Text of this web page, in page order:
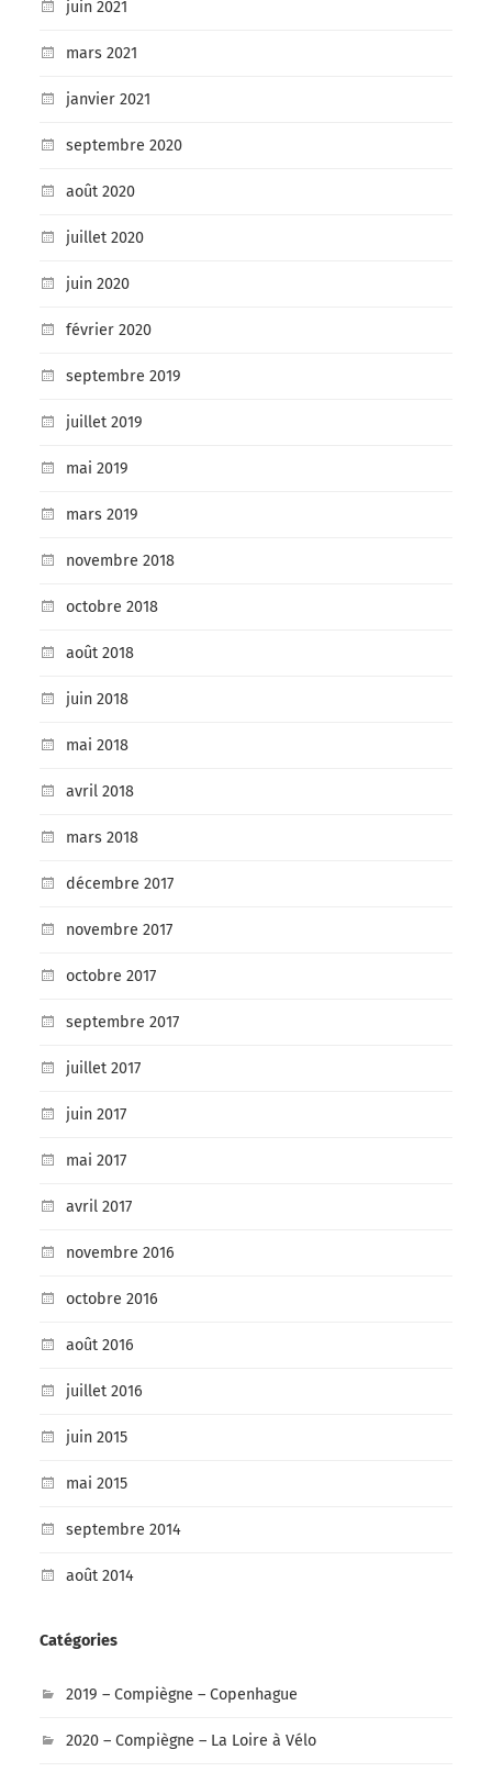
juin 2021
mars 2021
janvier 2021
septembre 2020
août 2020
juillet 2020
juin 2020
février 2020
septembre 2019
juillet 2019
mai 2019
mars 2019
novembre 2018
octobre 2018
août 2018
juin 2018
mai 2018
avril 2018
mars 2018
décembre 2017
novembre 2017
octobre 2017
septembre 2017
juillet 2017
juin 2017
mai 2017
avril 2017
novembre 2016
octobre 2016
août 2016
juillet 2016
juin 2015
mai 2015
septembre 2014
août 2014
Catégories
2019 – Compiègne – Copenhague
2020 – Compiègne – La Loire à Vélo